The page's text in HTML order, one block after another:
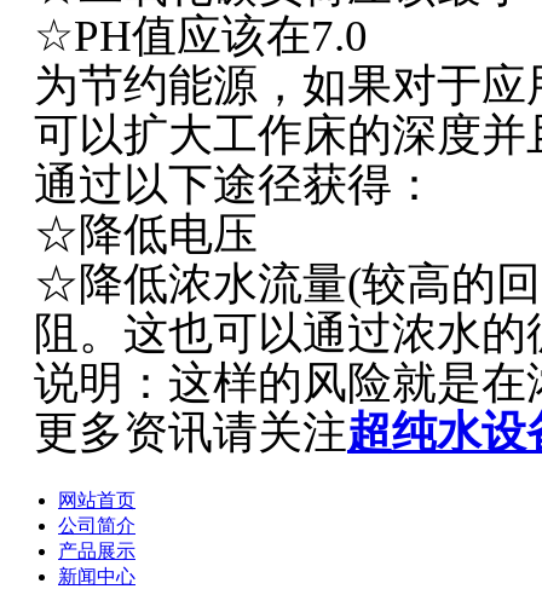
☆PH值应该在7.0
为节约能源，如果对于
可以扩大工作床的深度
通过以下途径获得：
☆降低电压
☆降低浓水流量(较高的
阻。这也可以通过浓水
说明：这样的风险就是
更多资讯请关注超纯水设
网站首页
公司简介
产品展示
新闻中心